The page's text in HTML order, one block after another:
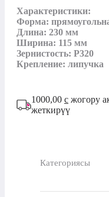
Характеристики:
Форма:
Длина: 230 мм
Ширина: 115 мм
Зернистость: Р320
Крепление: липучка
1000,00 с жогору
жеткирүү
Категориясы